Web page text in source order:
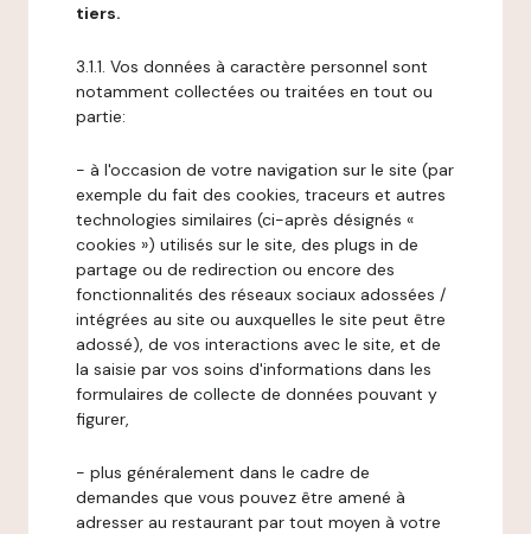
tiers.
3.1.1. Vos données à caractère personnel sont
notamment collectées ou traitées en tout ou
partie:
- à l'occasion de votre navigation sur le site (par
exemple du fait des cookies, traceurs et autres
technologies similaires (ci-après désignés «
cookies ») utilisés sur le site, des plugs in de
partage ou de redirection ou encore des
fonctionnalités des réseaux sociaux adossées /
intégrées au site ou auxquelles le site peut être
adossé), de vos interactions avec le site, et de
la saisie par vos soins d'informations dans les
formulaires de collecte de données pouvant y
figurer,
- plus généralement dans le cadre de
demandes que vous pouvez être amené à
adresser au restaurant par tout moyen à votre